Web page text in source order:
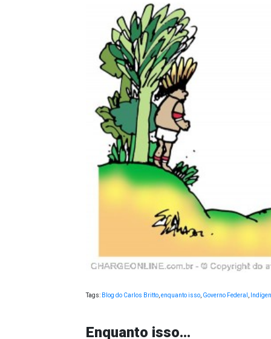
Tags: Blog do Carlos Britto,enquanto isso, Governo Federal ,
Enquanto isso…